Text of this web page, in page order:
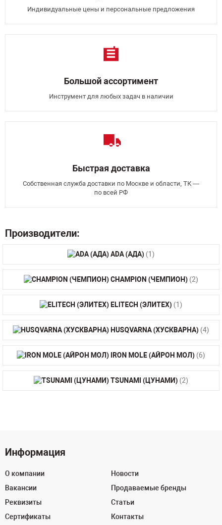
Индивидуальные цены и персональные предложения
Большой ассортимент
Инструмент для любых задач в наличии
Быстрая доставка
Собственная служба доставки по Москве и области, ТК —
по всей РФ
Производители:
ADA (АДА) (1)
CHAMPION (ЧЕМПИОН) (2)
ELITECH (ЭЛИТЕХ) (1)
HUSQVARNA (ХУСКВАРНА) (4)
IRON MOLE (АЙРОН МОЛ) (6)
TSUNAMI (ЦУНАМИ) (2)
Информация
О компании
Вакансии
Реквизиты
Сертификаты
Новости
Продаваемые бренды
Статьи
Контакты